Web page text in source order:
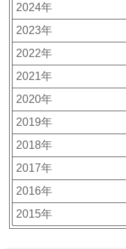
2024年
2023年
2022年
2021年
2020年
2019年
2018年
2017年
2016年
2015年